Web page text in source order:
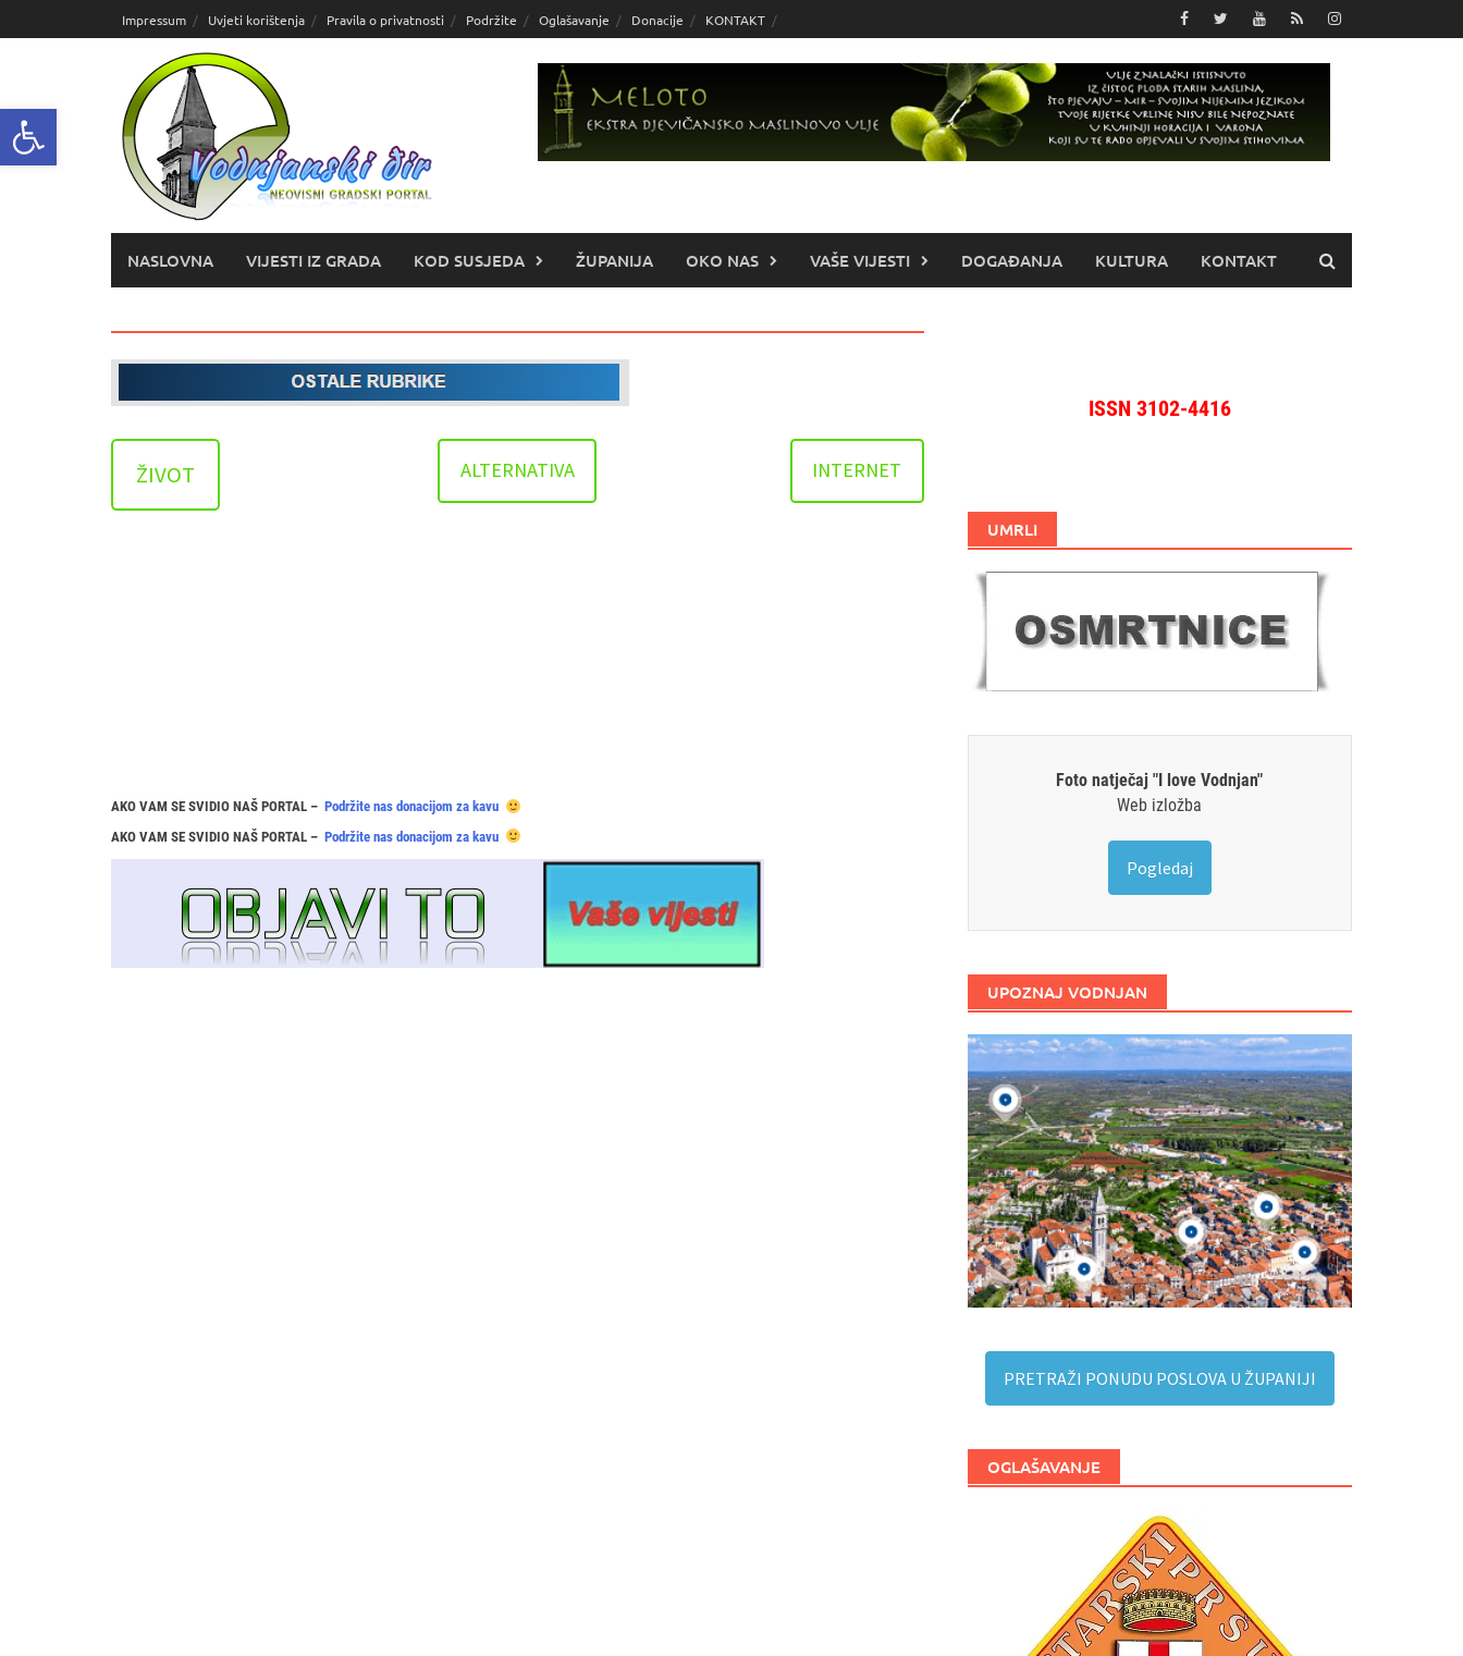
Open toolbar
do
Impressum Uvjeti korištenja Pravila o privatnosti Podržite Oglašavanje Donacije KONTAKT
NASLOVNA VIJESTI IZ GRADA KOD SUSJEDA ŽUPANIJA OKO NAS VAŠE VIJESTI DOGAĐANJA KULTURA KONTAKT
ŽIVOT ALTERNATIVA INTERNET
AKO VAM SE SVIDIO NAŠ PORTAL – Podržite nas donacijom za kavu
AKO VAM SE SVIDIO NAŠ PORTAL – Podržite nas donacijom za kavu
ISSN 3102-4416
UMRLI
Foto natječaj "I love Vodnjan"
Web izložba
Pogledaj
UPOZNAJ VODNJAN
PRETRAŽI PONUDU POSLOVA U ŽUPANIJI
OGLAŠAVANJE